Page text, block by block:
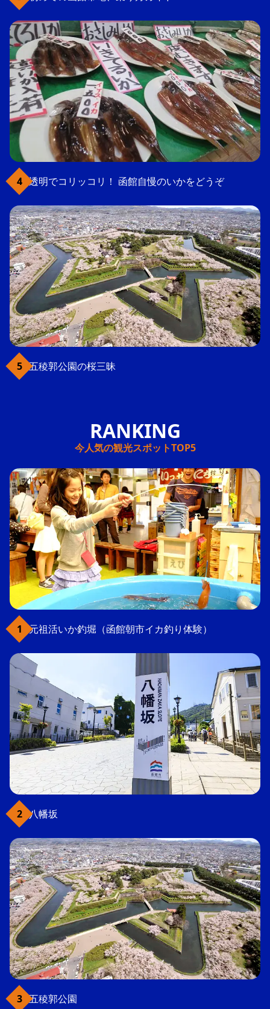
透明でコリッコリ！ 函館自慢のいかをどうぞ
五稜郭公園の桜三昧
今人気の観光スポットTOP5
元祖活いか釣堀（函館朝市イカ釣り体験）
八幡坂
五稜郭公園